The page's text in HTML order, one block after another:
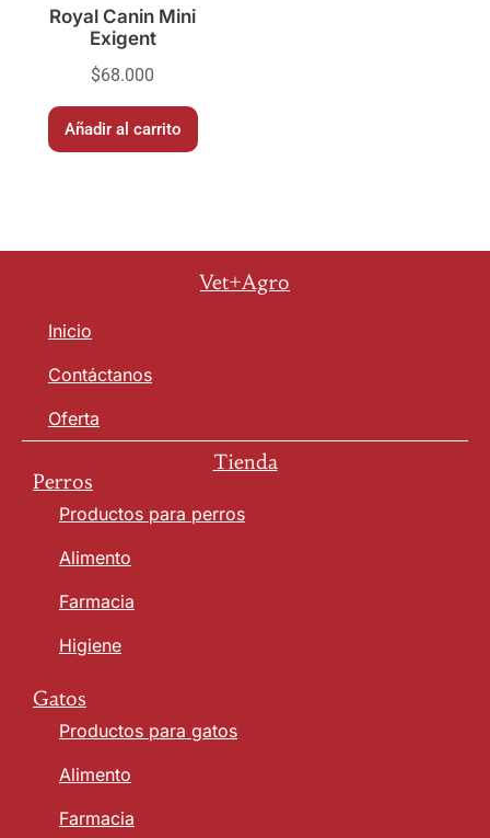
Royal Canin Mini
Exigent
$68.000
Añadir al carrito
Vet+Agro
Inicio
Contáctanos
Oferta
Tienda
Perros
Productos para perros
Alimento
Farmacia
Higiene
Gatos
Productos para gatos
Alimento
Farmacia